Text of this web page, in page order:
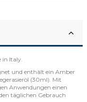
in Italy.
und enthält ein Amber
(30ml) . Mit
Anwendungen einen
täglichen Gebrauch